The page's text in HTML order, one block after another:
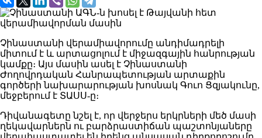
Չինաստանի վերամիավորումը անդիմադրելի
միտում է և արտացոլում է միջազգային հանրության
կամքը։ Այս մասին ասել է Չինաստանի
Ժողովրդական Հանրապետության արտաքին
գործերի նախարարության խոսնակ Գուո Ցզյակունը,
մեջբերում է ՏԱՍՍ-ը։
Դիվանագետը նշել է, որ վերջերս երկրների մեծ մասի
ղեկավարներն ու բարձրաստիճան պաշտոնյաները